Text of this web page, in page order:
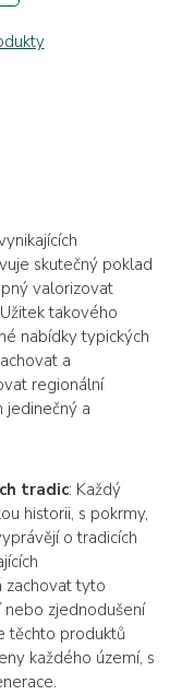
skutečný poklad
valorizovat
takového
nabídky typických
a
regionální
jedinečný a
tradic: Každý
historii, s pokrmy,
o tradicích
zachovat tyto
nebo zjednodušení
těchto produktů
každého území, s